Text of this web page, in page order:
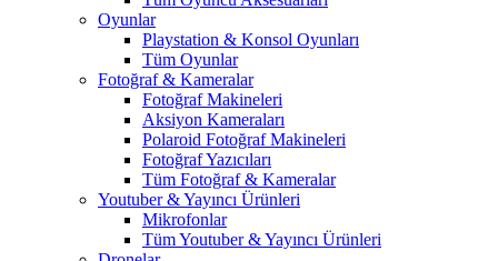
Oyunlar
Playstation & Konsol Oyunları
Tüm Oyunlar
Fotoğraf & Kameralar
Fotoğraf Makineleri
Aksiyon Kameraları
Polaroid Fotoğraf Makineleri
Fotoğraf Yazıcıları
Tüm Fotoğraf & Kameralar
Youtuber & Yayıncı Ürünleri
Mikrofonlar
Tüm Youtuber & Yayıncı Ürünleri